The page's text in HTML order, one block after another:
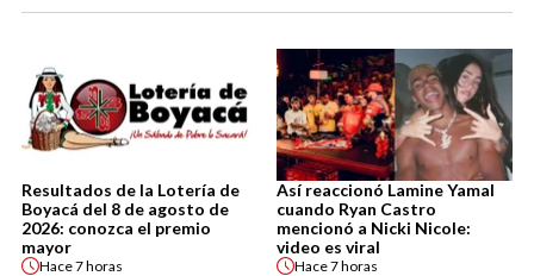
Resultados de la Lotería de
Boyacá del 8 de agosto de
2026: conozca el premio
mayor
Hace7 horas
Así reaccionó Lamine Yamal
cuando Ryan Castro
mencionó a Nicki Nicole:
video es viral
Hace7 horas